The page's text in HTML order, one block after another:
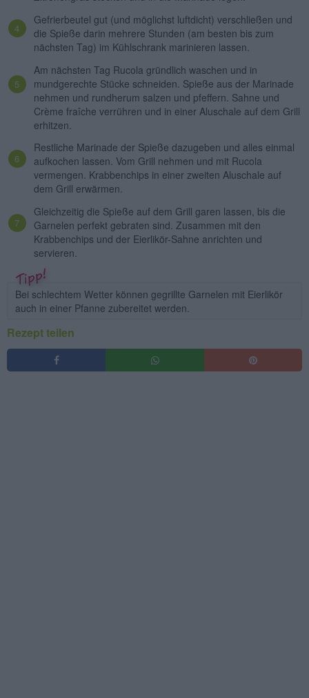
Gefrierbeutel gut (und möglichst luftdicht) verschließen und
die Spieße darin mehrere Stunden (am besten bis zum
nächsten Tag) im Kühlschrank marinieren lassen.
Am nächsten Tag Rucola gründlich waschen und in
mundgerechte Stücke schneiden. Spieße aus der Marinade
nehmen und rundherum salzen und pfeffern. Sahne und
Crème fraîche verrühren und in einer Aluschale auf dem Grill
erhitzen.
Restliche Marinade der Spieße dazugeben und alles einmal
aufkochen lassen. Vom Grill nehmen und mit Rucola
vermengen. Krabbenchips in einer zweiten Aluschale auf
dem Grill erwärmen.
Gleichzeitig die Spieße auf dem Grill garen lassen, bis die
Garnelen perfekt gebraten sind. Zusammen mit den
Krabbenchips und der Eierlikör-Sahne anrichten und
servieren.
Bei schlechtem Wetter können gegrillte Garnelen mit Eierlikör
auch in einer Pfanne zubereitet werden.
Rezept teilen